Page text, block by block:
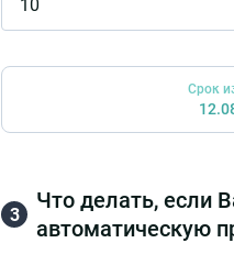
Срок
3
Что делать, если
автоматическую